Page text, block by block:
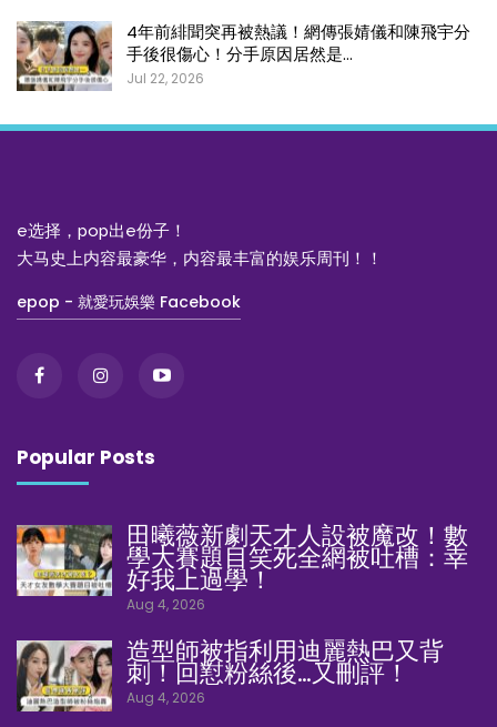
4年前緋聞突再被熱議！網傳張婧儀和陳飛宇分
手後很傷心！分手原因居然是…
Jul 22, 2026
e选择，pop出e份子！
大马史上内容最豪华，内容最丰富的娱乐周刊！！
epop - 就愛玩娛樂 Facebook
Popular Posts
田曦薇新劇天才人設被魔改！數
學大賽題目笑死全網被吐槽：幸
好我上過學！
Aug 4, 2026
造型師被指利用迪麗熱巴又背
刺！回懟粉絲後…又刪評！
Aug 4, 2026